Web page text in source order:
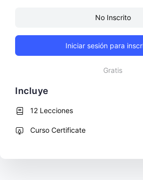
No Inscrito
Iniciar sesión para
Gratis
Incluye
12 Lecciones
Curso Certificate